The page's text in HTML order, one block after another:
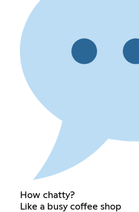
How chatty?
Like a busy coffee shop